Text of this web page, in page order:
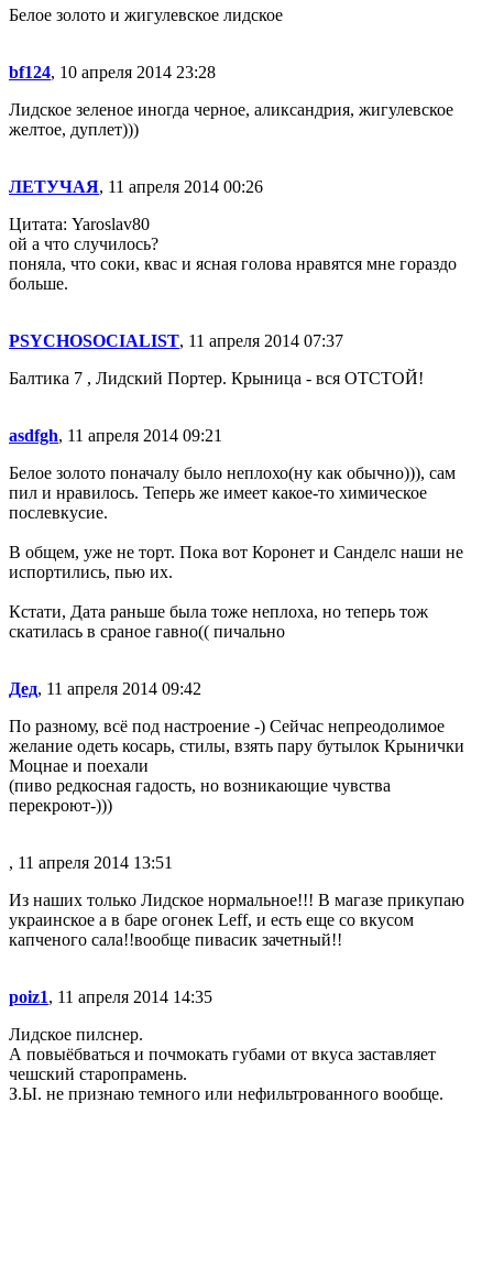
Белое золото и жигулевское лидское
bf124, 10 апреля 2014 23:28
Лидское зеленое иногда черное, аликсандрия, жигулевское
желтое, дуплет)))
ЛЕТУЧАЯ, 11 апреля 2014 00:26
Цитата: Yaroslav80
ой а что случилось?
поняла, что соки, квас и ясная голова нравятся мне гораздо
больше.
PSYCHOSOCIALIST, 11 апреля 2014 07:37
Балтика 7 , Лидский Портер. Крыница - вся ОТСТОЙ!
asdfgh, 11 апреля 2014 09:21
Белое золото поначалу было неплохо(ну как обычно))), сам
пил и нравилось. Теперь же имеет какое-то химическое
послевкусие.
В общем, уже не торт. Пока вот Коронет и Санделс наши не
испортились, пью их.
Кстати, Дата раньше была тоже неплоха, но теперь тож
скатилась в сраное гавно(( пичально
Дед, 11 апреля 2014 09:42
По разному, всё под настроение -) Сейчас непреодолимое
желание одеть косарь, стилы, взять пару бутылок Крынички
Моцнае и поехали
(пиво редкосная гадость, но возникающие чувства
перекроют-)))
, 11 апреля 2014 13:51
Из наших только Лидское нормальное!!! В магазе прикупаю
украинское а в баре огонек Leff, и есть еще со вкусом
капченого сала!!вообще пивасик зачетный!!
poiz1, 11 апреля 2014 14:35
Лидское пилснер.
А повыёбваться и почмокать губами от вкуса заставляет
чешский старопрамень.
З.Ы. не признаю темного или нефильтрованного вообще.